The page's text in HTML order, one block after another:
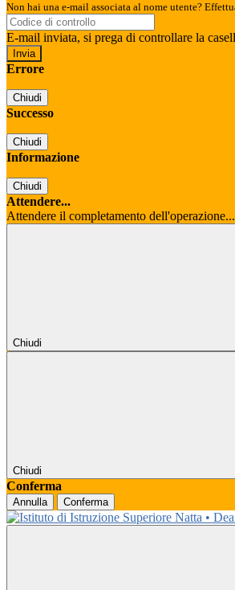
Non hai una e-mail associata al nome utente?
E-mail inviata, si prega di controllare la
Errore
Chiudi
Successo
Chiudi
Informazione
Chiudi
Attendere...
Attendere il completamento dell'operazione...
Chiudi
Chiudi
Conferma
Annulla Conferma